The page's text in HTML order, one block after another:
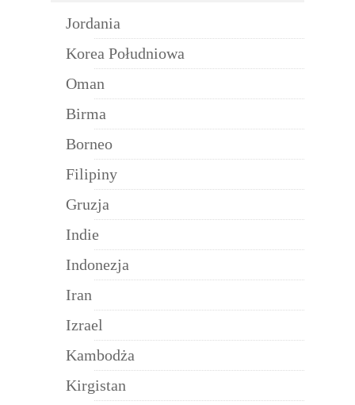
Jordania
Korea Południowa
Oman
Birma
Borneo
Filipiny
Gruzja
Indie
Indonezja
Iran
Izrael
Kambodża
Kirgistan